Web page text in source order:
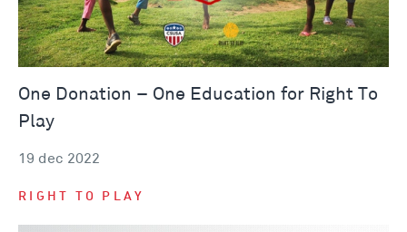
One Donation – One Education for Right To
Play
19 dec 2022
RIGHT TO PLAY